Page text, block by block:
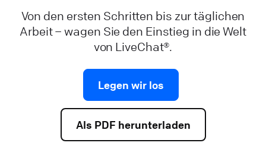
Von den ersten Schritten bis zur täglichen
Arbeit – wagen Sie den Einstieg in die Welt
von LiveChat®.
Legen wir los
Als PDF herunterladen